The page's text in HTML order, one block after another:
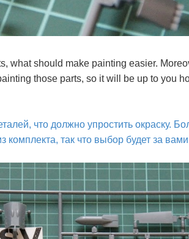
what should make painting easier.
those parts, so it will be up to you
что должно упростить окраску.
комплекта, так что выбор будет за